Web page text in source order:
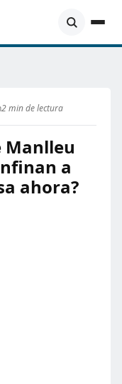
2 min de lectura
Manlleu
a
ahora?